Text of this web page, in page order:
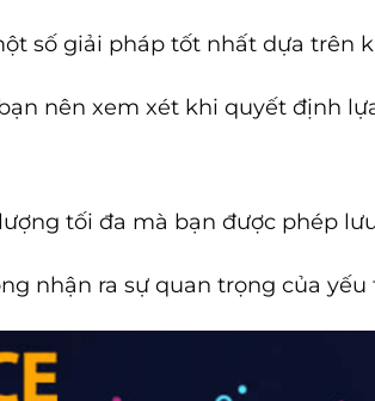
số giải pháp tốt nhất dựa trên
nên xem xét khi quyết định
tối đa mà bạn được phép
nhận ra sự quan trọng của yếu